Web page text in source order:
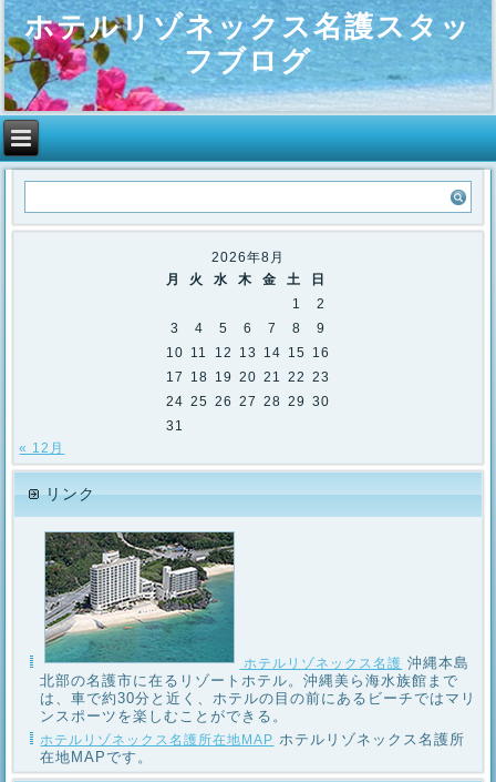
ホテルリゾネックス名護スタッ
フブログ
2026年8月
月
火 水 木 金 土
日
1
2
3
4 5 6 7 8
9
10 11 12 13 14 15
16
17
18 19 20 21 22 23
24 25 26 27 28 29 30
31
« 12月
リンク
ホテルリゾネックス名護 沖縄本島
北部の名護市に在るリゾートホテル。沖縄美ら海水族館まで
は、車で約30分と近く、ホテルの目の前にあるビーチではマリ
ンスポーツを楽しむことができる。
ホテルリゾネックス名護所在地MAP ホテルリゾネックス名護所
在地MAPです。